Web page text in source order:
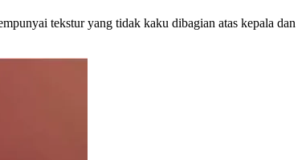
tekstur yang tidak kaku dibagian atas kepala dan